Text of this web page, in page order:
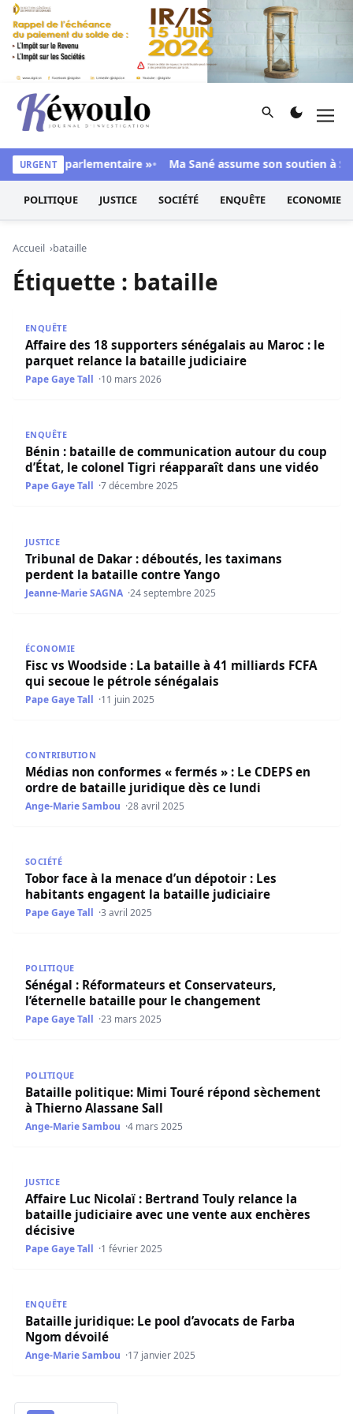
Aller au contenu
Kéwoulo, le premier site d'information et d'investigation
Rechercher
URGENT
majorité parlementaire » Ma Sané assume son soutien à
POLITIQUE JUSTICE SOCIÉTÉ ENQUÊTE ECONOMIE
Accueil bataille
Étiquette : bataille
ENQUÊTE
Affaire des 18 supporters sénégalais au Maroc : le
parquet relance la bataille judiciaire
Pape Gaye Tall 10 mars 2026
ENQUÊTE
Bénin : bataille de communication autour du coup
d’État, le colonel Tigri réapparaît dans une vidéo
Pape Gaye Tall 7 décembre 2025
JUSTICE
Tribunal de Dakar : déboutés, les taximans
perdent la bataille contre Yango
Jeanne-Marie SAGNA 24 septembre 2025
ÉCONOMIE
Fisc vs Woodside : La bataille à 41 milliards FCFA
qui secoue le pétrole sénégalais
Pape Gaye Tall 11 juin 2025
CONTRIBUTION
Médias non conformes « fermés » : Le CDEPS en
ordre de bataille juridique dès ce lundi
Ange-Marie Sambou 28 avril 2025
SOCIÉTÉ
Tobor face à la menace d’un dépotoir : Les
habitants engagent la bataille judiciaire
Pape Gaye Tall 3 avril 2025
POLITIQUE
Sénégal : Réformateurs et Conservateurs,
l’éternelle bataille pour le changement
Pape Gaye Tall 23 mars 2025
POLITIQUE
Bataille politique: Mimi Touré répond sèchement
à Thierno Alassane Sall
Ange-Marie Sambou 4 mars 2025
JUSTICE
Affaire Luc Nicolaï : Bertrand Touly relance la
bataille judiciaire avec une vente aux enchères
décisive
Pape Gaye Tall 1 février 2025
ENQUÊTE
Bataille juridique: Le pool d’avocats de Farba
Ngom dévoilé
Ange-Marie Sambou 17 janvier 2025